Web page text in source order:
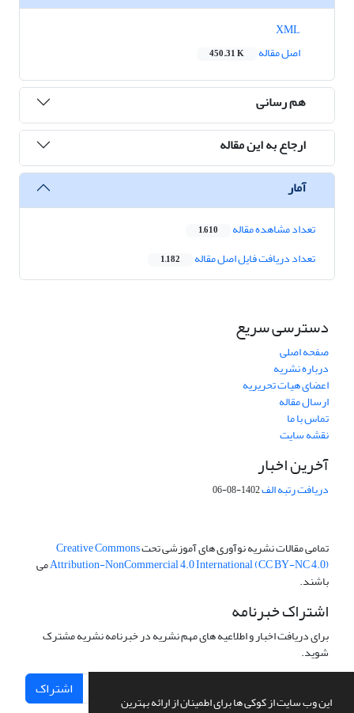
این وب سایت از کوکی ها برای اطمینان از ارائه بهترین
اصل مقاله
450.31 K
هم رسانی
ارجاع به این مقاله
آمار
تعداد مشاهده مقاله 1,610
تعداد دریافت فایل اصل مقاله 1,182
دسترسی سریع
صفحه اصلی
درباره نشریه
اعضای هیات تحریریه
ارسال مقاله
تماس با ما
نقشه سایت
آخرین اخبار
دریافت رتبه الف1402-08-06
تمامی مقالات نشریه نوآوری های آموزشی تحتCreative Commons
Attribution-NonCommercial 4.0 International (CC BY-NC 4.0)می
باشند.
اشتراک خبرنامه
برای دریافت اخبار و اطلاعیه های مهم نشریه در خبرنامه نشریه مشترک
شوید.
اشتراک